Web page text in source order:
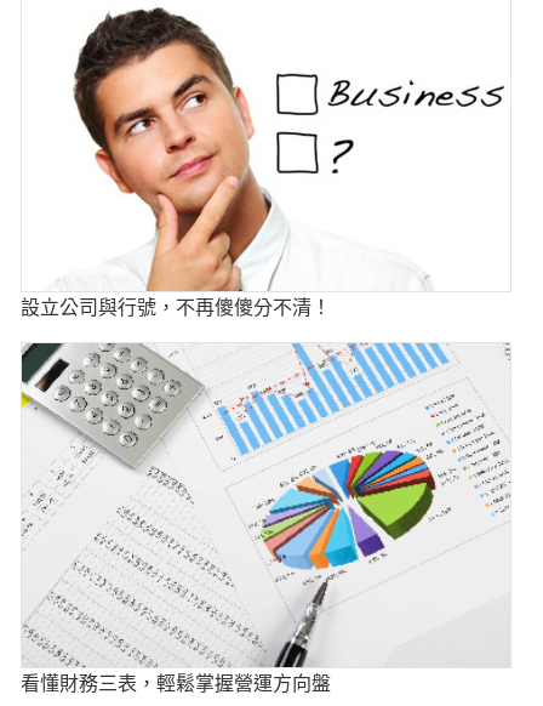
設立公司與行號，不再傻傻分不清！
看懂財務三表，輕鬆掌握營運方向盤